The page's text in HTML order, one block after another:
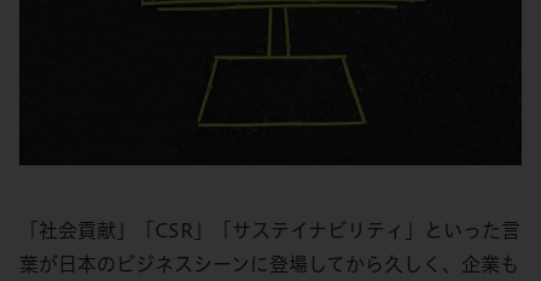
「社会貢献」「CSR」「サステイナビリティ」といった言
葉が日本のビジネスシーンに登場してから久しく、企業も